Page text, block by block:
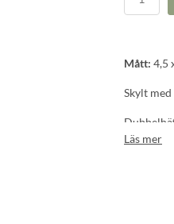
Mått: 4,5
Skylt
Läs mer